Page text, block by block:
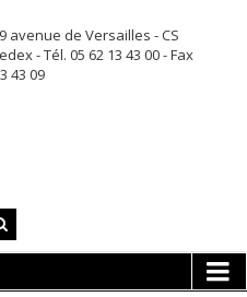
avenue de Versailles - CS
- Tél. 05 62 13 43 00 - Fax
43 09